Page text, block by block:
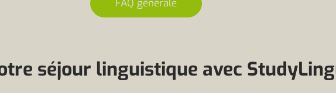
FAQ générale
séjour linguistique avec